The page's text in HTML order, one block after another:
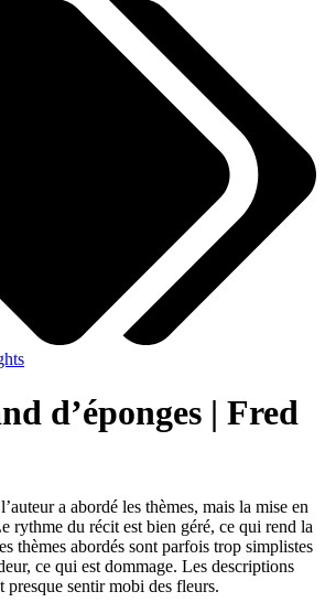
d’éponges | Fred
a abordé les thèmes, mais la mise en
rythme du récit est bien géré, ce qui rend la
thèmes abordés sont parfois trop simplistes
ce qui est dommage. Les descriptions
presque sentir mobi des fleurs.